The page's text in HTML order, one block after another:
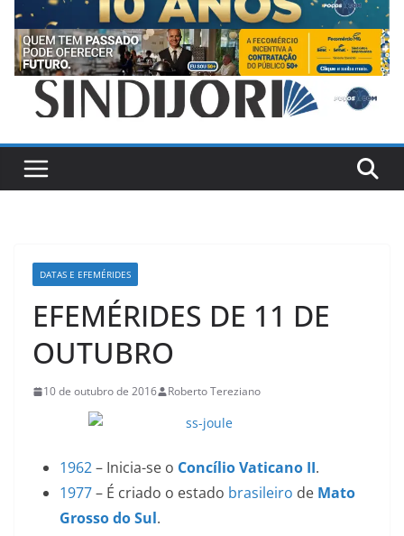
DATAS E EFEMÉRIDES
EFEMÉRIDES DE 11 DE
OUTUBRO
10 de outubro de 2016 Roberto Tereziano
1962– Inicia-se o Concílio Vaticano II.
1977– É criado o estado brasileiro de Mato
Grosso do Sul.